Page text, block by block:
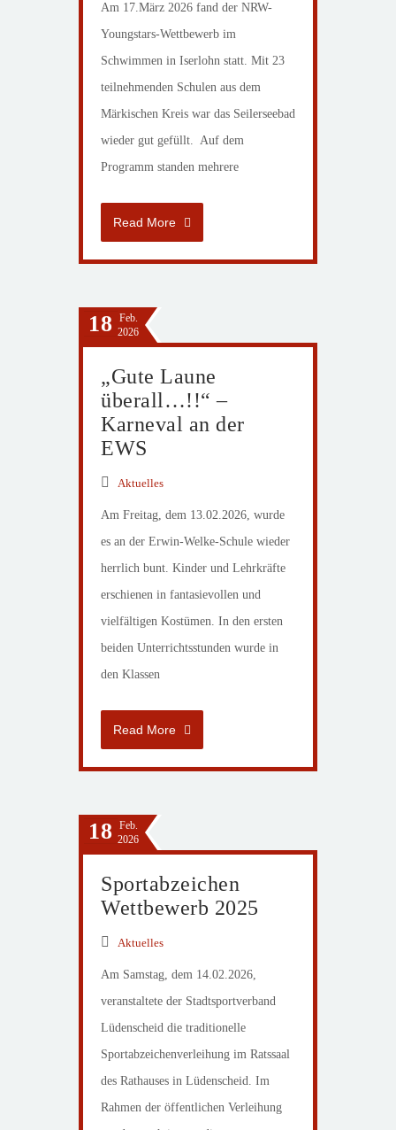
Am 17.März 2026 fand der NRW-
Youngstars-Wettbewerb im
Schwimmen in Iserlohn statt. Mit 23
teilnehmenden Schulen aus dem
Märkischen Kreis war das Seilerseebad
wieder gut gefüllt. Auf dem
Programm standen mehrere
Read More
18 Feb.
2026
„Gute Laune
überall…!!“ –
Karneval an der
EWS
Aktuelles
Am Freitag, dem 13.02.2026, wurde
es an der Erwin-Welke-Schule wieder
herrlich bunt. Kinder und Lehrkräfte
erschienen in fantasievollen und
vielfältigen Kostümen. In den ersten
beiden Unterrichtsstunden wurde in
den Klassen
Read More
18 Feb.
2026
Sportabzeichen
Wettbewerb 2025
Aktuelles
Am Samstag, dem 14.02.2026,
veranstaltete der Stadtsportverband
Lüdenscheid die traditionelle
Sportabzeichenverleihung im Ratssaal
des Rathauses in Lüdenscheid. Im
Rahmen der öffentlichen Verleihung